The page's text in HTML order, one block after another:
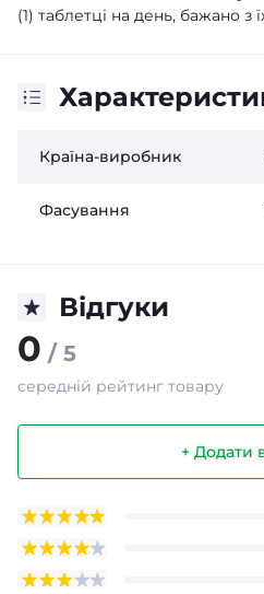
(1) таблетці на день, бажано з
Країна-виробник
Фасування
Відгуки
0 / 5
середній рейтинг товару
+ Додати